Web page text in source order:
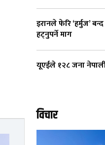
इरानले फेरि ‘हर्मुज’
हट्नुपर्ने माग
यूएईले १२८ जना
विचार